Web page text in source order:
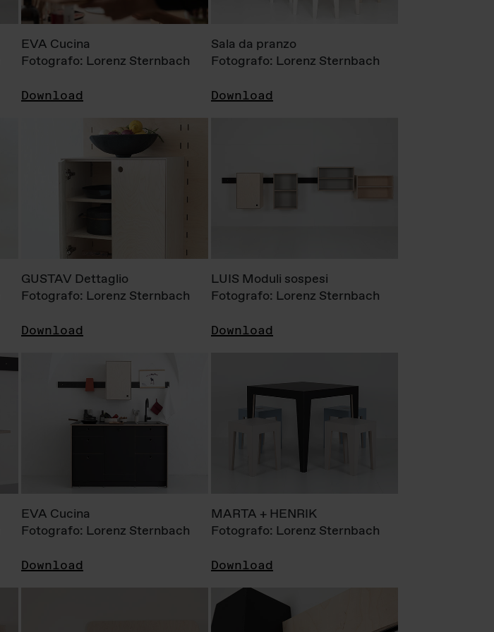
EVA Cucina
Fotografo: Lorenz Sternbach
Download
Sala da pranzo
Fotografo: Lorenz Sternbach
Download
GUSTAV Dettaglio
Fotografo: Lorenz Sternbach
Download
LUIS Moduli sospesi
Fotografo: Lorenz Sternbach
Download
EVA Cucina
Fotografo: Lorenz Sternbach
Download
MARTA + HENRIK
Fotografo: Lorenz Sternbach
Download